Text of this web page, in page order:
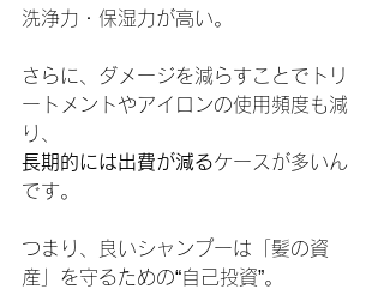
洗浄力・保湿力が高い。
さらに、ダメージを減らすことでトリ
ートメントやアイロンの使用頻度も減
り、
長期的には出費が減るケースが多いん
です。
つまり、良いシャンプーは「髪の資
産」を守るための“自己投資”。